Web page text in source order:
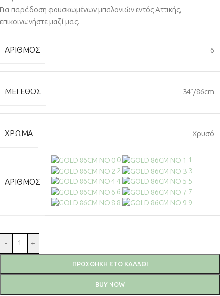
Για παράδοση φουσκωμένων μπαλονιών εντός Αττικής,
επικοινωνήστε μαζί μας.
ΑΡΙΘΜΌΣ 6
ΜΈΓΕΘΟΣ 34”/86cm
ΧΡΏΜΑ Χρυσό
ΑΡΙΘΜΌΣ
0
1
2
3
4
5
6
7
8
9
- +
ΠΡΟΣΘΉΚΗ ΣΤΟ ΚΑΛΆΘΙ
BUY NOW